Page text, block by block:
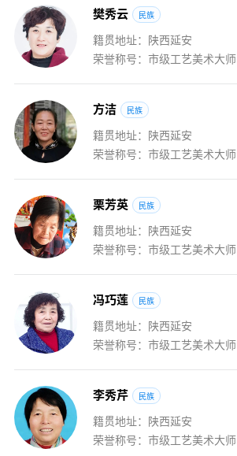
樊秀云 民族
籍贯地址：陕西延安
荣誉称号：市级工艺美术大师
方洁 民族
籍贯地址：陕西延安
荣誉称号：市级工艺美术大师
栗芳英 民族
籍贯地址：陕西延安
荣誉称号：市级工艺美术大师
冯巧莲 民族
籍贯地址：陕西延安
荣誉称号：市级工艺美术大师
李秀芹 民族
籍贯地址：陕西延安
荣誉称号：市级工艺美术大师